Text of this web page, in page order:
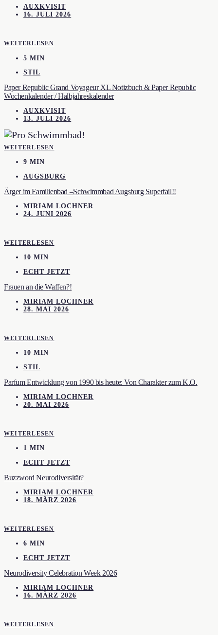
AUXKVISIT
16. JULI 2026
WEITERLESEN
5 MIN
STIL
Paper Republic Grand Voyageur XL Notizbuch & Paper Republic
Wochenkalender / Halbjahreskalender
AUXKVISIT
13. JULI 2026
WEITERLESEN
9 MIN
AUGSBURG
Ärger im Familienbad –Schwimmbad Augsburg Superfail!!
MIRIAM LOCHNER
24. JUNI 2026
WEITERLESEN
10 MIN
ECHT JETZT
Frauen an die Waffen?!
MIRIAM LOCHNER
28. MAI 2026
WEITERLESEN
10 MIN
STIL
Parfum Entwicklung von 1990 bis heute: Von Charakter zum K.O.
MIRIAM LOCHNER
20. MAI 2026
WEITERLESEN
1 MIN
ECHT JETZT
Buzzword Neurodiversität?
MIRIAM LOCHNER
18. MÄRZ 2026
WEITERLESEN
6 MIN
ECHT JETZT
Neurodiversity Celebration Week 2026
MIRIAM LOCHNER
16. MÄRZ 2026
WEITERLESEN